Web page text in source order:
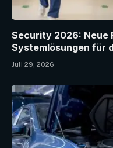
Security 2026: Neue
Systemlösungen für
Juli 29, 2026